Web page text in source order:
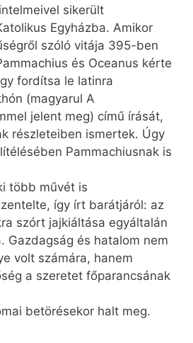
sikerült
Egyházba. Amikor
szóló vitája 395-ben
és Oceanus kérte
fordítsa le latinra
(magyarul A
jelent meg) című írását,
részleteiben ismertek. Úgy
Pammachiusnak is
több művét is
így írt barátjáról: az
szórt jajkiáltása egyáltalán
Gazdagság és hatalom nem
volt számára, hanem
a szeretet főparancsának
betörésekor halt meg.